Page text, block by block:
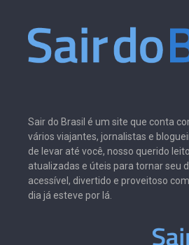
Sair do Brasil é um site que conta
vários viajantes, jornalistas e
de levar até você, nosso querido
atualizadas e úteis para tornar seu
acessível, divertido e proveitoso
dia já esteve por lá.